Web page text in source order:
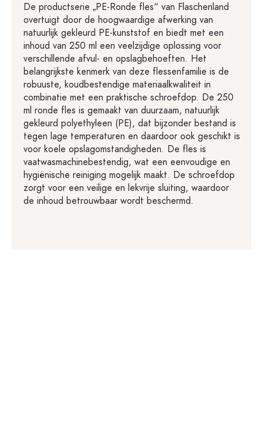
De productserie „PE-Ronde fles“ van Flaschenland
overtuigt door de hoogwaardige afwerking van
natuurlijk gekleurd PE-kunststof en biedt met een
inhoud van 250 ml een veelzijdige oplossing voor
verschillende afvul- en opslagbehoeften. Het
belangrijkste kenmerk van deze flessenfamilie is de
robuuste, koudbestendige materiaalkwaliteit in
combinatie met een praktische schroefdop. De 250
ml ronde fles is gemaakt van duurzaam, natuurlijk
gekleurd polyethyleen (PE), dat bijzonder bestand is
tegen lage temperaturen en daardoor ook geschikt is
voor koele opslagomstandigheden. De fles is
vaatwasmachinebestendig, wat een eenvoudige en
hygiënische reiniging mogelijk maakt. De schroefdop
zorgt voor een veilige en lekvrije sluiting, waardoor
de inhoud betrouwbaar wordt beschermd.